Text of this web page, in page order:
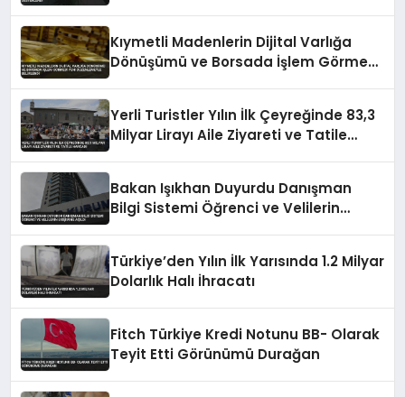
Kıymetli Madenlerin Dijital Varlığa
Dönüşümü ve Borsada İşlem Görmesi
Yerli Turistler Yılın İlk Çeyreğinde 83,3
Milyar Lirayı Aile Ziyareti ve Tatile
Bakan Işıkhan Duyurdu Danışman
Bilgi Sistemi Öğrenci ve Velilerin
Türkiye’den Yılın İlk Yarısında 1.2 Milyar
Dolarlık Halı İhracatı
Fitch Türkiye Kredi Notunu BB- Olarak
Teyit Etti Görünümü Durağan